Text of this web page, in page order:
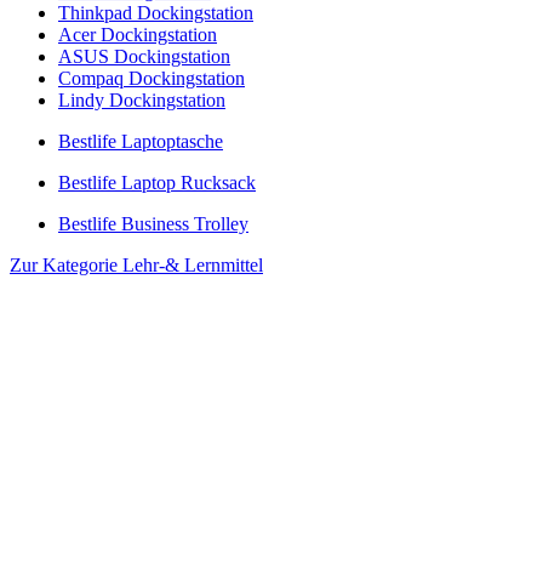
Thinkpad Dockingstation
Acer Dockingstation
ASUS Dockingstation
Compaq Dockingstation
Lindy Dockingstation
Bestlife Laptoptasche
Bestlife Laptop Rucksack
Bestlife Business Trolley
Zur Kategorie Lehr-& Lernmittel